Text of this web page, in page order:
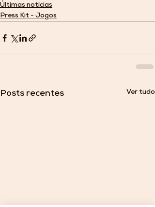
Últimas notícias
Press Kit - Jogos
Posts recentes Ver tudo